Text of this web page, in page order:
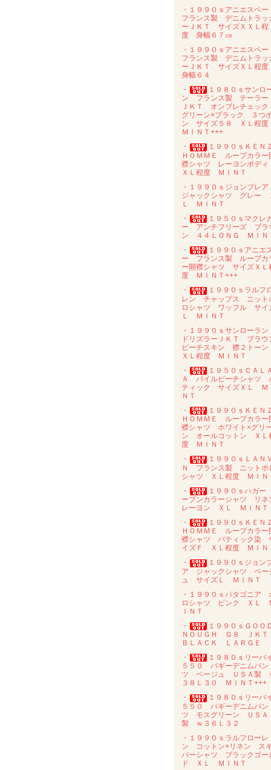
・１９９０ｓアニエスベー
フランス製 デニムトラッ
ーＪＫＴ サイズＸＸＬ程
度 身幅６７㎝
・１９９０ｓアニエスベー
フランス製 デニムトラッ
ーＪＫＴ サイズＸＬ程度
身幅６４
・
１９８０ｓサンロ
ン フランス製 テーラー
ＪＫＴ オンブレチェック
グリーン×ブラック ３つ
ン サイズ５８ ＸＬ程度
ＭＩＮＴ+++
・
１９９０ｓＫＥＮ
ＨＯＭＭＥ ループカラー
襟シャツ レーヨンボディ
ＸＬ程度 ＭＩＮＴ
・１９９０ｓジョンブレア
ジャックシャツ グレー
Ｌ ＭＩＮＴ
・
１９５０ｓマクレ
ー アンチフリーズ ブラ
ン ４４ＬＯＮＧ ＭＩＮ
・
１９９０ｓアニエ
ー フランス製 ループカ
ー開襟シャツ サイズＸＬ
度 ＭＩＮＴ+++
・
１９９０ｓラルフ
レン チャップス ニット
ロシャツ ワッフル サイ
Ｌ ＭＩＮＴ
・１９９０ｓサンローラン
ドリズラーＪＫＴ ブラウ
ピーチスキン 襟２トーン
ＸＬ程度 ＭＩＮＴ
・
１９５０ｓＣＡＬ
Ａ パイルビーチシャツ
ティック サイズＸＬ Ｍ
ＮＴ
・
１９９０ｓＫＥＮ
ＨＯＭＭＥ ループカラー
襟シャツ ホワイト×グリ
ン オールコットン ＸＬ
度 ＭＩＮＴ
・
１９９０ｓＬＡＮ
Ｎ フランス製 ニットポ
シャツ ＸＬ程度 ＭＩＮ
・
１９９０ｓハガ
ープンカラーシャツ リネ
レーヨン ＸＬ ＭＩＮＴ
・
１９９０ｓＫＥＮ
ＨＯＭＭＥ ループカラー
襟シャツ バティック染
イズＦ ＸＬ程度 ＭＩＮ
・
１９９０ｓジョン
ア ジャックシャツ ベー
ュ サイズＬ ＭＩＮＴ
・１９９０ｓパタゴニア
ロシャツ ピンク ＸＬ
ＩＮＴ
・
１９９０ｓＧＯＯ
ＮＯＵＧＨ Ｇ８ ＪＫＴ
ＢＬＡＣＫ ＬＡＲＧＥ
・
１９８０ｓリーバ
５５０ バギーデニムパン
ツ ベージュ ＵＳＡ製
３８Ｌ３０ ＭＩＮＴ+++
・
１９８０ｓリーバ
５５０ バギーデニムパン
ツ モスグリーン ＵＳＡ
製 ｗ３６Ｌ３２
・１９９０ｓラルフローレ
ン コットン×リネン ス
パーシャツ ブラックゴー
ド ＸＬ ＭＩＮＴ